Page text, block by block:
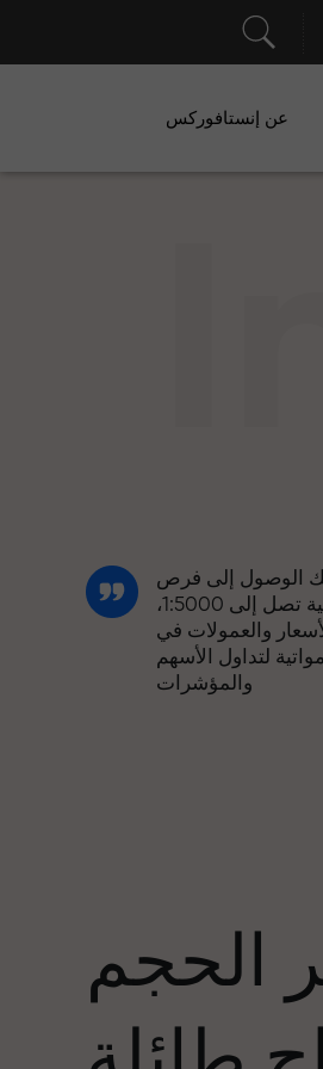
عن إنستافوركس
الوصول إلى فرص
تنافسية حقيقية: رافعة مالية تصل إلى 1:5000،
والعمولات في
لتداول الأسهم
والمؤشرات
التداول نفس
عناصر الحماس
ويعمل كشريك
الحجم